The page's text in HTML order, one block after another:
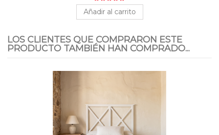
Añadir al carrito
LOS CLIENTES QUE COMPRARON ESTE
PRODUCTO TAMBIÉN HAN COMPRADO...